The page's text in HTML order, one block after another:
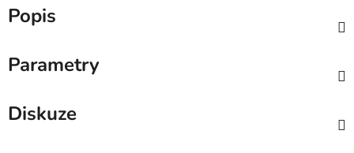
Popis
Parametry
Diskuze